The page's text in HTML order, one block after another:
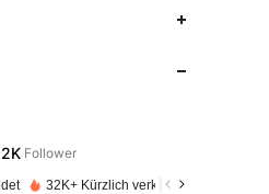
32K+ Kürzlich verkauft